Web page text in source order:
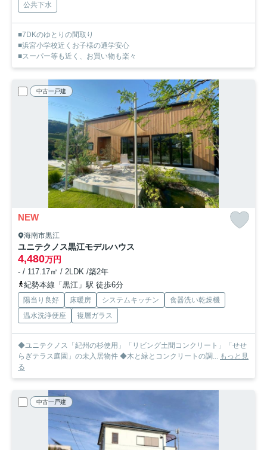
公共下水
■7DKのゆとりの間取り
■浜宮小学校近くお子様の通学安心
■スーパー等も近く、お買い物も楽々
中古一戸建
NEW
海南市黒江
ユニテクノス黒江モデルハウス
4,480万円
- / 117.17㎡ / 2LDK /築2年
紀勢本線「黒江」駅 徒歩6分
陽当り良好 床暖房 システムキッチン
食器洗い乾燥機
温水洗浄便座
複層ガラス
◆ユニテクノス「紀州の杉使用」「リビング土間コンクリート」「せせ
らぎテラス庭園」の未入居物件 ◆木と緑とコンクリートの調... もっと見
る
中古一戸建